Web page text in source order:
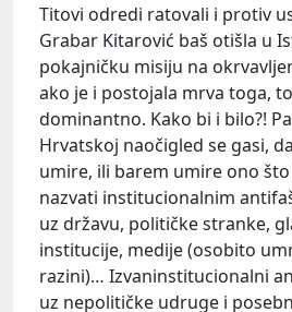
Titovi odredi ratovali i protiv
Grabar Kitarović baš otišla u
pokajničku misiju na
ako je i postojala mrva toga,
dominantno. Kako bi i bilo?!
Hrvatskoj naočigled se gasi,
umire, ili barem umire ono
nazvati institucionalnim
uz državu, političke stranke,
institucije, medije (osobito
razini)… Izvaninstitucionalni
uz nepolitičke udruge i